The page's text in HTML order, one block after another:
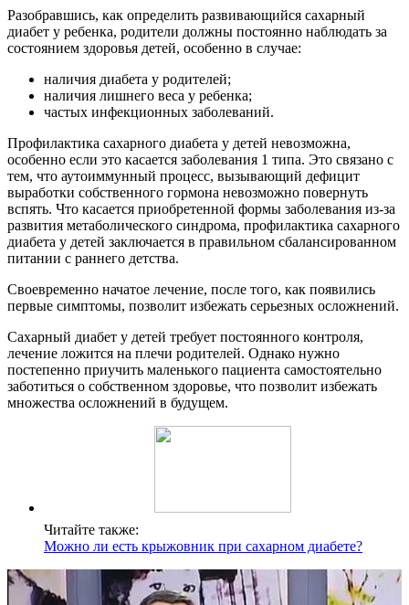
Разобравшись, как определить развивающийся сахарный
диабет у ребенка, родители должны постоянно наблюдать за
состоянием здоровья детей, особенно в случае:
наличия диабета у родителей;
наличия лишнего веса у ребенка;
частых инфекционных заболеваний.
Профилактика сахарного диабета у детей невозможна,
особенно если это касается заболевания 1 типа. Это связано с
тем, что аутоиммунный процесс, вызывающий дефицит
выработки собственного гормона невозможно повернуть
вспять. Что касается приобретенной формы заболевания из-за
развития метаболического синдрома, профилактика сахарного
диабета у детей заключается в правильном сбалансированном
питании с раннего детства.
Своевременно начатое лечение, после того, как появились
первые симптомы, позволит избежать серьезных осложнений.
Сахарный диабет у детей требует постоянного контроля,
лечение ложится на плечи родителей. Однако нужно
постепенно приучить маленького пациента самостоятельно
заботиться о собственном здоровье, что позволит избежать
множества осложнений в будущем.
Читайте также:
Можно ли есть крыжовник при сахарном диабете?